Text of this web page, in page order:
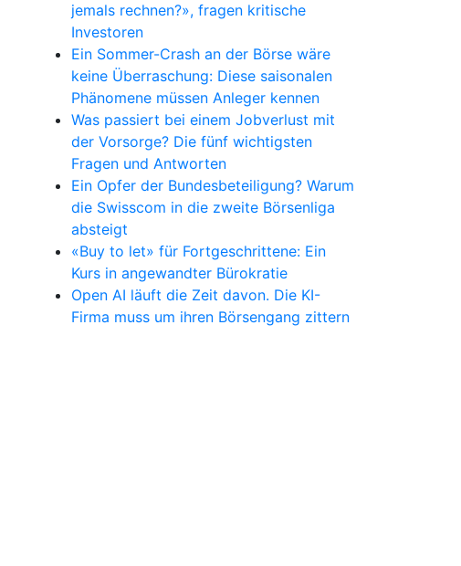
jemals rechnen?», fragen kritische
Investoren
Ein Sommer-Crash an der Börse wäre
keine Überraschung: Diese saisonalen
Phänomene müssen Anleger kennen
Was passiert bei einem Jobverlust mit
der Vorsorge? Die fünf wichtigsten
Fragen und Antworten
Ein Opfer der Bundesbeteiligung? Warum
die Swisscom in die zweite Börsenliga
absteigt
«Buy to let» für Fortgeschrittene: Ein
Kurs in angewandter Bürokratie
Open AI läuft die Zeit davon. Die KI-
Firma muss um ihren Börsengang zittern